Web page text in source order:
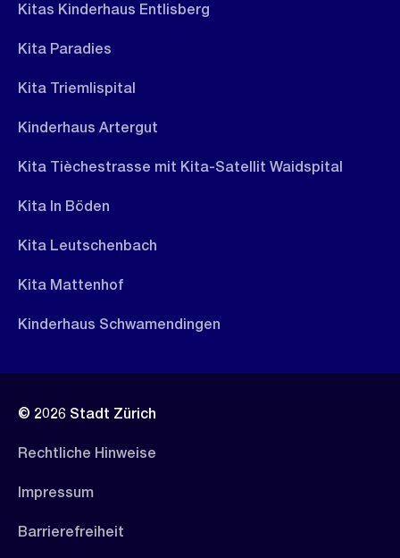
Kitas Kinderhaus Entlisberg
Kita Paradies
Kita Triemlispital
Kinderhaus Artergut
Kita Tièchestrasse mit Kita-Satellit Waidspital
Kita In Böden
Kita Leutschenbach
Kita Mattenhof
Kinderhaus Schwamendingen
© 2026 Stadt Zürich
Rechtliche Hinweise
Impressum
Barrierefreiheit